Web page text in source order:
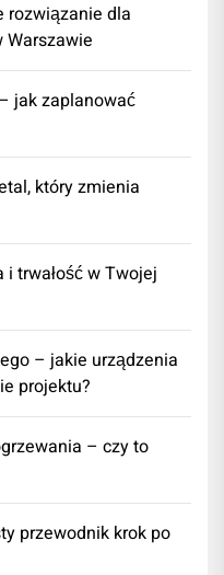
rozwiązanie dla
Warszawie
jak zaplanować
który zmienia
trwałość w Twojej
– jakie urządzenia
projektu?
– czy to
przewodnik krok po